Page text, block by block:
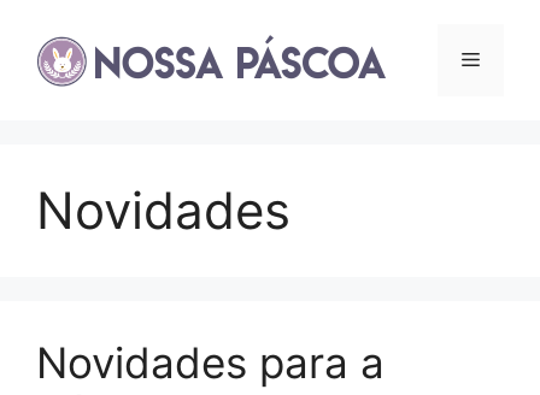
para
Menu
Novidades
Novidades para a